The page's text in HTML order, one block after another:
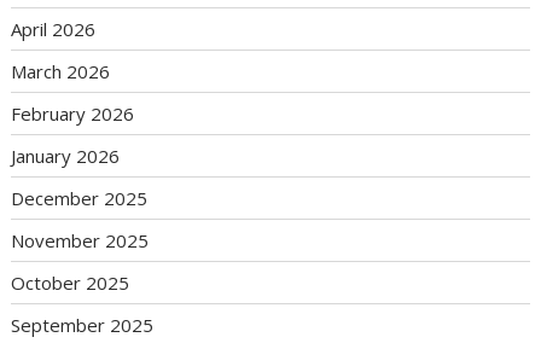
April 2026
March 2026
February 2026
January 2026
December 2025
November 2025
October 2025
September 2025